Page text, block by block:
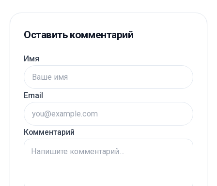
Оставить комментарий
Имя
Email
Комментарий